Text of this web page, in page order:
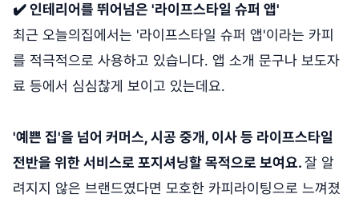
✔️ 인테리어를 뛰어넘은 '라이프스타일 슈퍼 앱'
최근 오늘의집에서는 '라이프스타일 슈퍼 앱'이라는 카피
를 적극적으로 사용하고 있습니다. 앱 소개 문구나 보도자
료 등에서 심심찮게 보이고 있는데요.
'예쁜 집'을 넘어 커머스, 시공 중개, 이사 등 라이프스타일
전반을 위한 서비스로 포지셔닝할 목적으로 보여요.잘 알
려지지 않은 브랜드였다면 모호한 카피라이팅으로 느껴졌